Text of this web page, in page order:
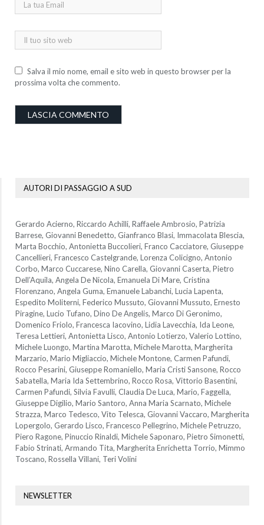
Salva il mio nome, email e sito web in questo browser per la
prossima volta che commento.
AUTORI DI PASSAGGIO A SUD
Gerardo Acierno, Riccardo Achilli, Raffaele Ambrosio, Patrizia
Barrese, Giovanni Benedetto, Gianfranco Blasi, Immacolata Blescia,
Marta Bocchio, Antonietta Buccolieri, Franco Cacciatore, Giuseppe
Cancellieri, Francesco Castelgrande, Lorenza Colicigno, Antonio
Corbo, Marco Cuccarese, Nino Carella, Giovanni Caserta, Pietro
Dell’Aquila, Angela De Nicola, Emanuela Di Mare, Cristina
Florenzano, Angela Guma, Emanuele Labanchi, Lucia Lapenta,
Espedito Moliterni, Federico Mussuto, Giovanni Mussuto, Ernesto
Piragine, Lucio Tufano, Dino De Angelis, Marco Di Geronimo,
Domenico Friolo, Francesca Iacovino, Lidia Lavecchia, Ida Leone,
Teresa Lettieri, Antonietta Lisco, Antonio Lotierzo, Valerio Lottino,
Michele Luongo, Martina Marotta, Michele Marotta, Margherita
Marzario, Mario Migliaccio, Michele Montone, Carmen Pafundi,
Rocco Pesarini, Giuseppe Romaniello, Maria Cristi Sansone, Rocco
Sabatella, Maria Ida Settembrino, Rocco Rosa, Vittorio Basentini,
Carmen Pafundi, Silvia Favulli, Claudia De Luca, Mario, Faggella,
Giuseppe Digilio, Mario Santoro, Anna Maria Scarnato, Michele
Strazza, Marco Tedesco, Vito Telesca, Giovanni Vaccaro, Margherita
Lopergolo, Gerardo Lisco, Francesco Pellegrino, Michele Petruzzo,
Piero Ragone, Pinuccio Rinaldi, Michele Saponaro, Pietro Simonetti,
Fabio Strinati, Armando Tita, Margherita Enrichetta Torrio, Mimmo
Toscano, Rossella Villani, Teri Volini
NEWSLETTER